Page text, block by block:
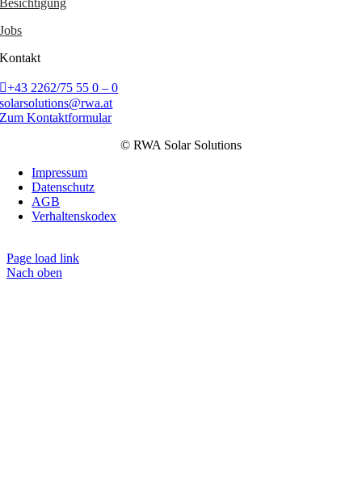
Erneuerbare Energie ist die Zukunft – springen sie
noch heute auf den Zug auf.
Infos
News
Besichtigung
Kontakt
+43 2262/75 55 0 – 0